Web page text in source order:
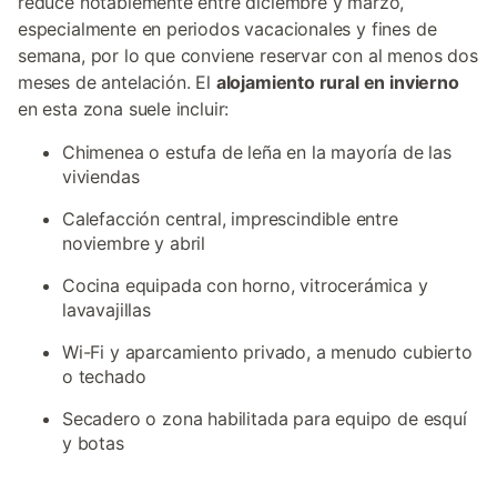
especialmente en periodos vacacionales y fines de
semana, por lo que conviene reservar con al menos dos
meses de antelación. El alojamiento rural en invierno
en esta zona suele incluir:
Chimenea o estufa de leña en la mayoría de las
viviendas
Calefacción central, imprescindible entre
noviembre y abril
Cocina equipada con horno, vitrocerámica y
lavavajillas
Wi-Fi y aparcamiento privado, a menudo cubierto
o techado
Secadero o zona habilitada para equipo de esquí
y botas